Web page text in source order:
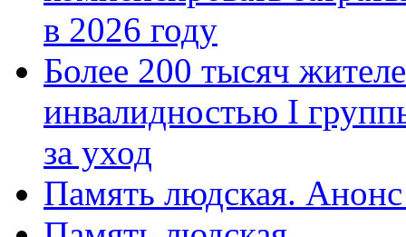
в 2026 году
Более 200 тысяч
инвалидностью I
за уход
Память людская.